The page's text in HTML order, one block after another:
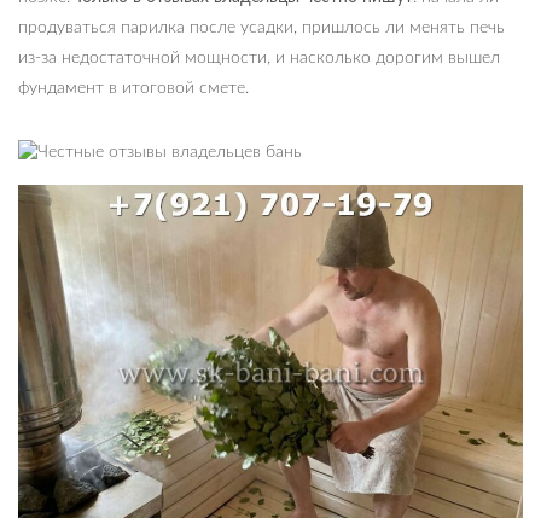
продуваться парилка после усадки, пришлось ли менять печь
из-за недостаточной мощности, и насколько дорогим вышел
фундамент в итоговой смете.